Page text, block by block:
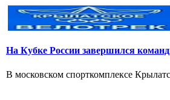
На Кубке России завершился
В московском спорткомплексе